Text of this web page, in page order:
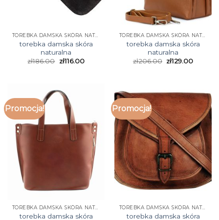
TOREBKA DAMSKA SKÓRA NATURALNA
torebka damska skóra
naturalna
zł186.00 zł116.00
TOREBKA DAMSKA SKÓRA NATURALNA
torebka damska skóra
naturalna
zł206.00 zł129.00
Promocja!
TOREBKA DAMSKA SKÓRA NATURALNA
torebka damska skóra
Promocja!
TOREBKA DAMSKA SKÓRA NATURALNA
torebka damska skóra